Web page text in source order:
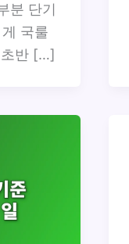
분 단기
국룰
초반 […]